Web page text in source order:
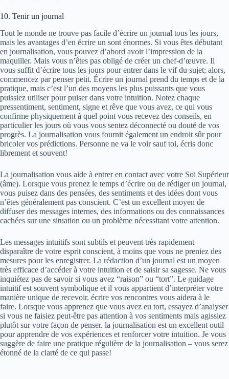
10. Tenir un journal
Tout le monde ne trouve pas facile d’écrire un journal tous les jours,
mais les avantages d’en écrire un sont énormes. Si vous êtes débutant
en journalisation, vous pouvez d’abord avoir l’impression de la
maquiller. Mais vous n’êtes pas obligé de créer un chef-d’œuvre. Il
vous suffit d’écrire tous les jours pour entrer dans le vif du sujet; alors,
commencez par penser petit. Écrire un journal prend du temps et de la
pratique, mais c’est l’un des moyens les plus puissants que vous
puissiez utiliser pour puiser dans votre intuition. Notez chaque
pressentiment, sentiment, signe et rêve que vous avez, ce qui vous
confirme physiquement à quel point vous recevez des conseils, en
particulier les jours où vous vous sentez déconnecté ou douté de vos
progrès. La journalisation vous fournit également un endroit sûr pour
bricoler vos prédictions. Personne ne va le voir sauf toi, écris donc
librement et souvent!
La journalisation vous aide à entrer en contact avec votre Soi Supérieur
(âme). Lorsque vous prenez le temps d’écrire ou de rédiger un journal,
vous puisez dans des pensées, des sentiments et des idées dont vous
n’êtes généralement pas conscient. C’est un excellent moyen de
diffuser des messages internes, des informations ou des connaissances
cachées sur une situation ou un problème nécessitant votre attention.
Les messages intuitifs sont subtils et peuvent très rapidement
disparaître de votre esprit conscient, à moins que vous ne preniez des
mesures pour les enregistrer. La rédaction d’un journal est un moyen
très efficace d’accéder à votre intuition et de saisir sa sagesse. Ne vous
inquiétez pas de savoir si vous avez “raison” ou “tort”. Le guidage
intuitif est souvent symbolique et il vous appartient d’interpréter votre
manière unique de recevoir. écrire vos rencontres vous aidera à le
faire. Lorsque vous apprenez que vous avez eu tort, essayez d’analyser
si vous ne faisiez peut-être pas attention à vos sentiments mais agissiez
plutôt sur votre façon de penser. la journalisation est un excellent outil
pour apprendre de vos expériences et renforcer votre intuition. Je vous
suggère de faire une pratique régulière de la journalisation – vous serez
étonné de la clarté de ce qui passe!